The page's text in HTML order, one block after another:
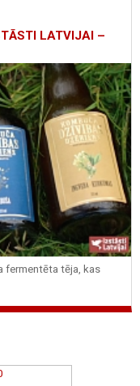
LATVIJAI –
fermentēta tēja, kas